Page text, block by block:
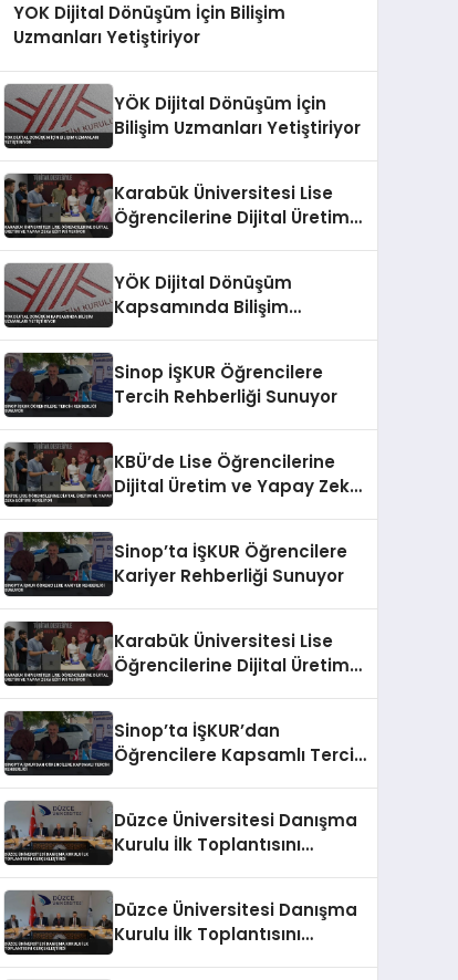
YOK Dijital Dönüşüm İçin Bilişim
Uzmanları Yetiştiriyor
YÖK Dijital Dönüşüm İçin
Bilişim Uzmanları Yetiştiriyor
Karabük Üniversitesi Lise
Öğrencilerine Dijital Üretim
YÖK Dijital Dönüşüm
Kapsamında Bilişim
Sinop İŞKUR Öğrencilere
Tercih Rehberliği Sunuyor
KBÜ’de Lise Öğrencilerine
Dijital Üretim ve Yapay Zeka
Sinop’ta İŞKUR Öğrencilere
Kariyer Rehberliği Sunuyor
Karabük Üniversitesi Lise
Öğrencilerine Dijital Üretim
Sinop’ta İŞKUR’dan
Öğrencilere Kapsamlı Tercih
Düzce Üniversitesi Danışma
Kurulu İlk Toplantısını
Düzce Üniversitesi Danışma
Kurulu İlk Toplantısını